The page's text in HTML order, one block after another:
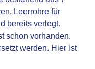
Leerrohre für
bereits verlegt.
schon vorhanden.
werden. Hier ist